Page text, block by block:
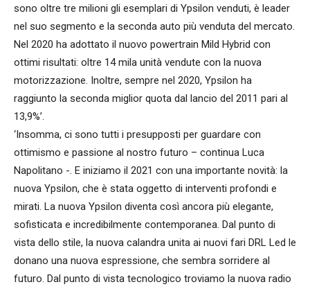
sono oltre tre milioni gli esemplari di Ypsilon venduti, è leader
nel suo segmento e la seconda auto più venduta del mercato.
Nel 2020 ha adottato il nuovo powertrain Mild Hybrid con
ottimi risultati: oltre 14 mila unità vendute con la nuova
motorizzazione. Inoltre, sempre nel 2020, Ypsilon ha
raggiunto la seconda miglior quota dal lancio del 2011 pari al
13,9%’.
‘Insomma, ci sono tutti i presupposti per guardare con
ottimismo e passione al nostro futuro – continua Luca
Napolitano -. E iniziamo il 2021 con una importante novità: la
nuova Ypsilon, che è stata oggetto di interventi profondi e
mirati. La nuova Ypsilon diventa così ancora più elegante,
sofisticata e incredibilmente contemporanea. Dal punto di
vista dello stile, la nuova calandra unita ai nuovi fari DRL Led le
donano una nuova espressione, che sembra sorridere al
futuro. Dal punto di vista tecnologico troviamo la nuova radio